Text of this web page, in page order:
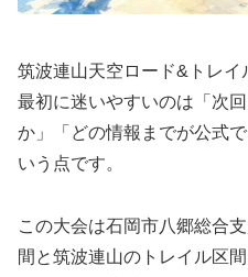
筑波連山天空ロード&トレイ
最初に迷いやすいのは「次
か」「どの情報までが公式
いう点です。
この大会は石岡市八郷総合
間と筑波連山のトレイル区